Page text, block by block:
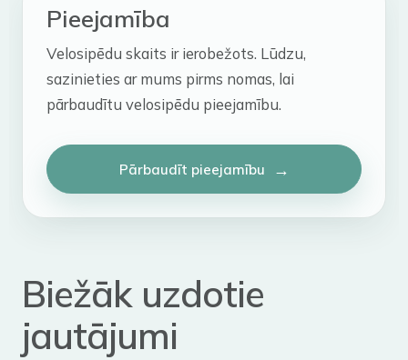
Pieejamība
Velosipēdu skaits ir ierobežots. Lūdzu,
sazinieties ar mums pirms nomas, lai
pārbaudītu velosipēdu pieejamību.
Pārbaudīt pieejamību
Biežāk uzdotie
jautājumi